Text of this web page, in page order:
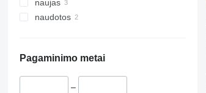
naujas
naudotos
Pagaminimo metai
–